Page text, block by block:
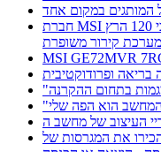
המותגים במקום אחד
חברת MSI מכריזה על ניידי גיימינג חדשים עם מסכי 120 הרץ
קירור משופרת
בריאה ופרודוקטיבית
בתחום ההקרנה